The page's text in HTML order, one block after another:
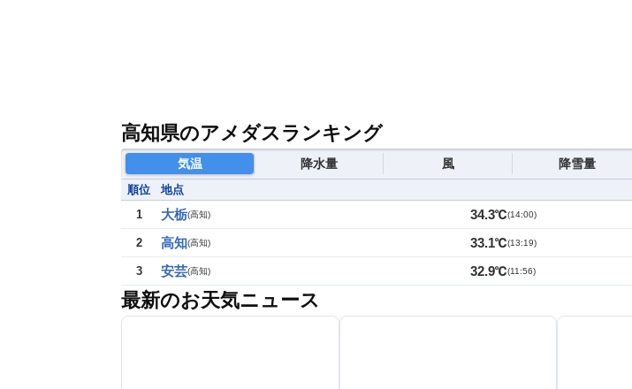
高知県のアメダスランキング
気温 降水量 風 降雪量
順位 地点
1
大栃(高知) 34.3℃(14:00)
2 高知(高知) 33.1℃(13:19)
3 安芸(高知) 32.9℃(11:56)
最新のお天気ニュース